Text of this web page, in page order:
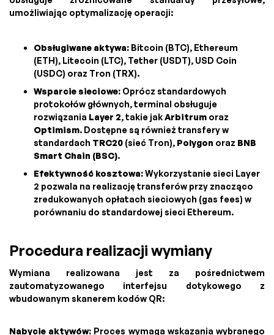
umożliwiając optymalizację operacji:
Obsługiwane aktywa: Bitcoin (BTC), Ethereum
(ETH), Litecoin (LTC), Tether (USDT), USD Coin
(USDC) oraz Tron (TRX).
Wsparcie sieciowe: Oprócz standardowych
protokołów głównych, terminal obsługuje
rozwiązania Layer 2, takie jakArbitrum oraz
Optimism. Dostępne są również transfery w
standardach TRC20 (sieć Tron), Polygon oraz BNB
Smart Chain (BSC).
Efektywność kosztowa:Wykorzystanie sieci Layer
2 pozwala na realizację transferów przy znacząco
zredukowanych opłatach sieciowych (gas fees) w
porównaniu do standardowej sieci Ethereum.
Procedura realizacji wymiany
Wymiana realizowana jest za pośrednictwem
zautomatyzowanego interfejsu dotykowego z
wbudowanym skanerem kodów QR:
Nabycie aktywów: Proces wymaga wskazania wybranego